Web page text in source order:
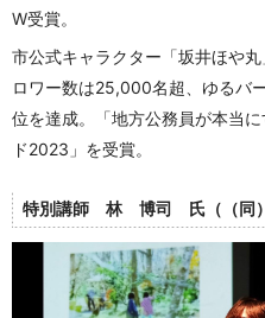
W受賞。
市公式キャラクター「坂井ほや
ロワー数は25,000名超、ゆるバ
位を達成。「地方公務員が本当
ド2023」を受賞。
特別講師 林 博司 氏（（同）